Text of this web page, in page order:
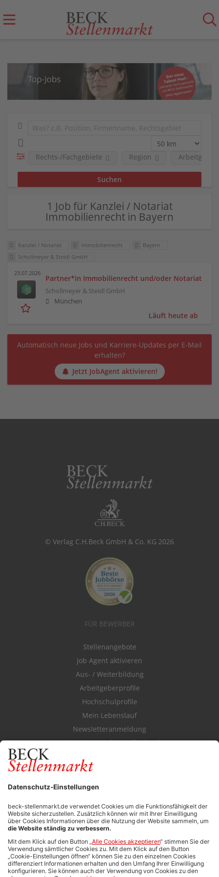
Rechts-/Fachgebiete Region
1 Job für Kanzlei / Notariat
Immobilienrecht in Bayern
Kanzlei / Notariat Immobilienrecht
Bayern
Schollmeyer & Steidl GmbH
23.07.2026
Partner*in Immobilienrecht und/oder Notariat
Schollmeyer & Steidl GmbH
München
Läuft heute ab
Automatisch neue Jobs und Karriere-Updates per E-Mail
erhalten?
Jetzt JobAgent aktivieren!
© Verlag C.H.Beck GmbH & Co. KG 2026
FÜR BEWERBER
Stellenangebote
Job Agent aktivieren
Aus- / Weiterbildung
Arbeitgeberprofile
Hochschulprofile
Mein Lebenslauf
Newsletteranmeldung
Durchsuchen Sie den Stellenkatalog
FÜR ARBEITGEBER
Stellenmarktpreise
Anzeigen-AGB
Media-Daten
Newsletteranmeldung
Produktübersicht
ALLGEMEIN